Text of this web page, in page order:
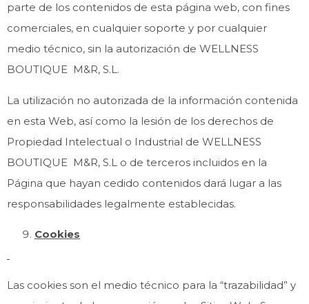
parte de los contenidos de esta página web, con fines
comerciales, en cualquier soporte y por cualquier
medio técnico, sin la autorización de WELLNESS
BOUTIQUE M&R, S.L.
La utilización no autorizada de la información contenida
en esta Web, así como la lesión de los derechos de
Propiedad Intelectual o Industrial de WELLNESS
BOUTIQUE M&R, S.L o de terceros incluidos en la
Página que hayan cedido contenidos dará lugar a las
responsabilidades legalmente establecidas.
Cookies
Las cookies son el medio técnico para la “trazabilidad” y